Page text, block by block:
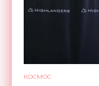
КОСМОС